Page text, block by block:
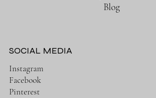
Blog
SOCIAL MEDIA
Instagram
Facebook
Pinterest